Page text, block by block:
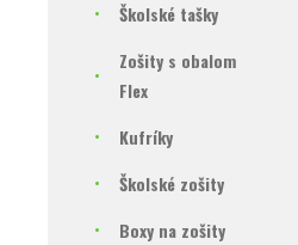
Školské tašky
Zošity s obalom
Flex
Kufríky
Školské zošity
Boxy na zošity